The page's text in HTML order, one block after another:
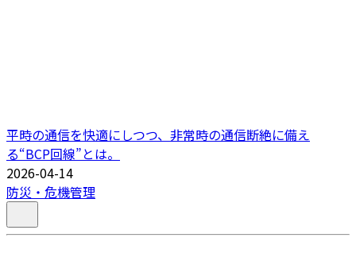
平時の通信を快適にしつつ、非常時の通信断絶に備え
る“BCP回線”とは。
2026-04-14
防災・危機管理